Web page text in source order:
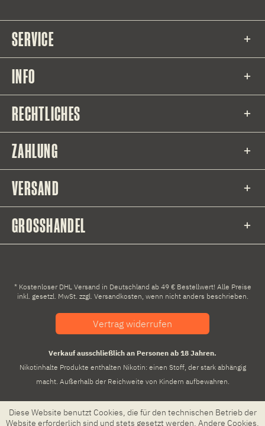
SERVICE
INFO
RECHTLICHES
ZAHLUNG
VERSAND
GROSSHANDEL
* Kostenloser DHL Versand in Deutschland ab 49 € Bestellwert! Alle Preise
inkl. gesetzl. MwSt. zzgl. Versandkosten, wenn nicht anders beschrieben.
Vertrag widerrufen
Verkauf ausschließlich an Personen ab 18 Jahren.
Nikotinhalte Produkte enthalten Nikotin: einen Stoff, der stark abhängig
macht. Außerhalb der Reichweite von Kindern aufbewahren.
Diese Website benutzt Cookies, die für den technischen Betrieb der
Website erforderlich sind und stets gesetzt werden. Andere Cookies,